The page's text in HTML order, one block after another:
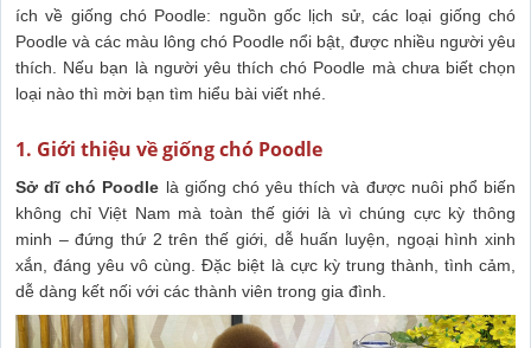
ích về giống chó Poodle: nguồn gốc lịch sử, các loại giống chó
Poodle và các màu lông chó Poodle nổi bật, được nhiều người yêu
thích. Nếu bạn là người yêu thích chó Poodle mà chưa biết chọn
loại nào thì mời bạn tìm hiểu bài viết nhé.
1. Giới thiệu về giống chó Poodle
Sở dĩ chó Poodle là giống chó yêu thích và được nuôi phổ biến
không chỉ Việt Nam mà toàn thế giới là vì chúng cực kỳ thông
minh – đứng thứ 2 trên thế giới, dễ huấn luyện, ngoại hình xinh
xắn, đáng yêu vô cùng. Đặc biệt là cực kỳ trung thành, tình cảm,
dễ dàng kết nối với các thành viên trong gia đình.